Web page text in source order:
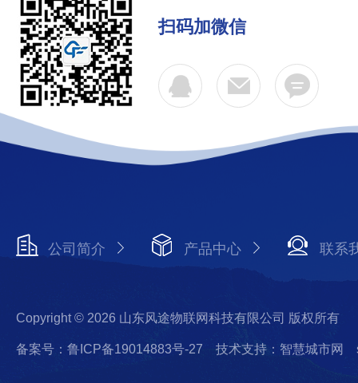
扫码加微信
公司简介 产品中心 联系
Copyright © 2026 山东风途物联网科技有限公司 版权所有
备案号：鲁ICP备19014883号-27 技术支持：智慧城市网